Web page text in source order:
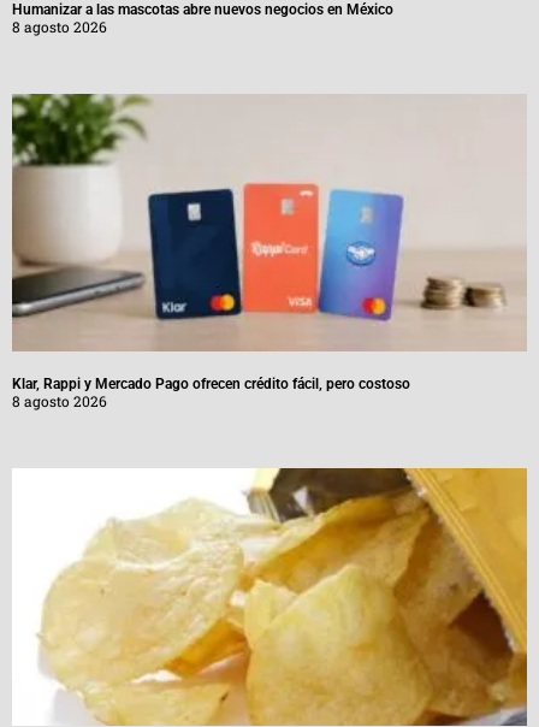
Humanizar a las mascotas abre nuevos negocios en México
8 agosto 2026
Klar, Rappi y Mercado Pago ofrecen crédito fácil, pero costoso
8 agosto 2026